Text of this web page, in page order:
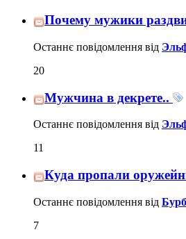
Почему мужики
Останнє повідомлення від
20
Мужчина в декрете..
Останнє повідомлення від
11
Куда пропали
Останнє повідомлення від
7